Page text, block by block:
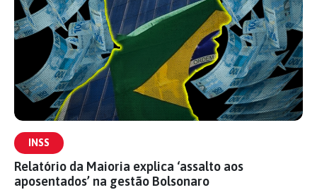
INSS
Relatório da Maioria explica ‘assalto aos
aposentados’ na gestão Bolsonaro